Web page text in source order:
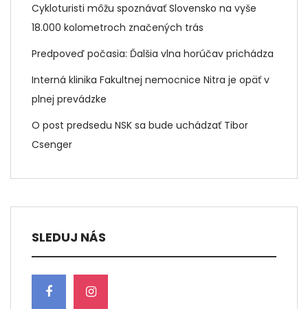
Cykloturisti môžu spoznávať Slovensko na vyše
18.000 kolometroch značených trás
Predpoveď počasia: Ďalšia vlna horúčav prichádza
Interná klinika Fakultnej nemocnice Nitra je opäť v
plnej prevádzke
O post predsedu NSK sa bude uchádzať Tibor
Csenger
SLEDUJ NÁS